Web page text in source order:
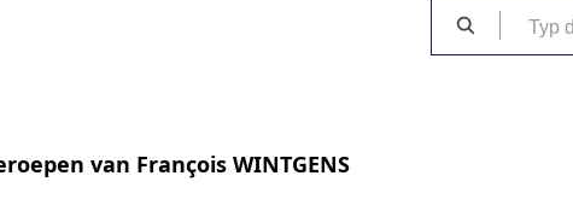
van François WINTGENS